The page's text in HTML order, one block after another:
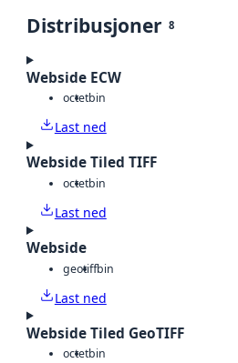
Distribusjoner 8
Webside ECW
octetbin
Last ned
Webside Tiled TIFF
octetbin
Last ned
Webside
geotiffbin
Last ned
Webside Tiled GeoTIFF
octetbin